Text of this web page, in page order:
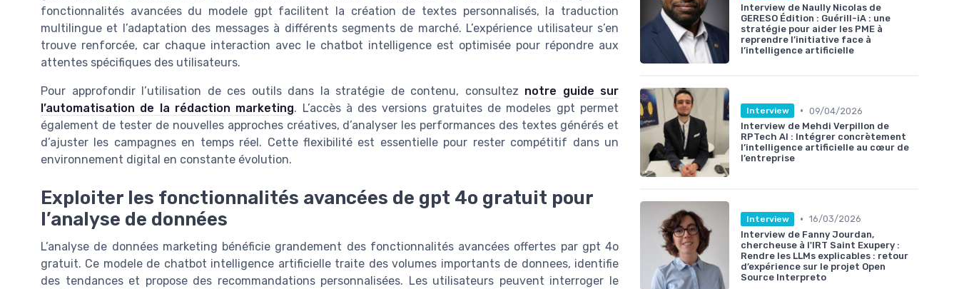
fonctionnalités avancées du modele gpt facilitent la création de textes personnalisés, la traduction
multilingue et l’adaptation des messages à différents segments de marché. L’expérience utilisateur s’en
trouve renforcée, car chaque interaction avec le chatbot intelligence est optimisée pour répondre aux
attentes spécifiques des utilisateurs.
Pour approfondir l’utilisation de ces outils dans la stratégie de contenu, consultez notre guide sur
l’automatisation de la rédaction marketing. L’accès à des versions gratuites de modeles gpt permet
également de tester de nouvelles approches créatives, d’analyser les performances des textes générés et
d’ajuster les campagnes en temps réel. Cette flexibilité est essentielle pour rester compétitif dans un
environnement digital en constante évolution.
Exploiter les fonctionnalités avancées de gpt 4o gratuit pour
l’analyse de données
L’analyse de données marketing bénéficie grandement des fonctionnalités avancées offertes par gpt 4o
gratuit. Ce modele de chatbot intelligence artificielle traite des volumes importants de donnees, identifie
des tendances et propose des recommandations personnalisées. Les utilisateurs peuvent interroger le
Interview de Naully Nicolas de
GERESO Édition : Guérill-iA : une
stratégie pour aider les PME à
reprendre l’initiative face à
l’intelligence artificielle
Interview • 09/04/2026
Interview de Mehdi Verpillon de
RPTech AI : Intégrer concrètement
l’intelligence artificielle au cœur de
l’entreprise
Interview • 16/03/2026
Interview de Fanny Jourdan,
chercheuse à l'IRT Saint Exupery :
Rendre les LLMs explicables : retour
d’expérience sur le projet Open
Source Interpreto